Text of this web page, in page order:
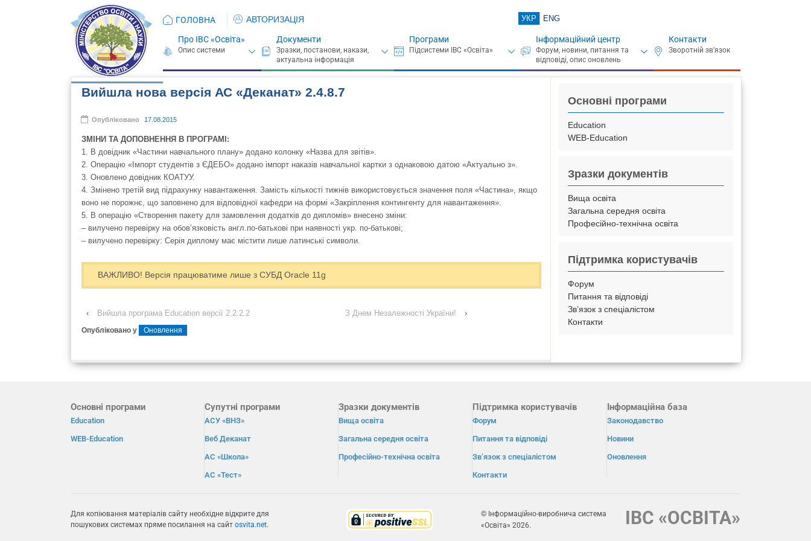
ГОЛОВНА АВТОРИЗАЦІЯ УКР ENG
Про ІВС «Освіта» Документи Програми Інформаційний центр Контакти
Вийшла нова версія АС «Деканат» 2.4.8.7
Опубліковано 17.08.2015
ЗМІНИ ТА ДОПОВНЕННЯ В ПРОГРАМІ:
1. В довідник «Частини навчального плану» додано колонку «Назва для звітів».
2. Операцію «Імпорт студентів з ЄДЕБО» додано імпорт наказів навчальної картки з однаковою датою «Актуально з».
3. Оновлено довідник КОАТУУ.
4. Змінено третій вид підрахунку навантаження. Замість кількості тижнів використовується значення поля «Частина», якщо
воно не порожнє, що заповнено для відповідної кафедри на формі «Закріплення контингенту для навантаження».
5. В операцію «Створення пакету для замовлення додатків до дипломів» внесено зміни:
– вилучено перевірку на обов’язковість англ.по-батькові при наявності укр. по-батькові;
– вилучено перевірку: Серія диплому має містити лише латинські символи.
ВАЖЛИВО! Версія працюватиме лише з СУБД Oracle 11g
‹ Вийшла програма Education версії 2.2.2.2 З Днем Незалежності України! ›
Опубліковано у Оновлення
Основні програми
Education
WEB-Education
Зразки документів
Вища освіта
Загальна середня освіта
Професійно-технічна освіта
Підтримка користувачів
Форум
Питання та відповіді
Зв’язок з спеціалістом
Контакти
Основні програми
Education
WEB-Education
Супутні програми
АСУ «ВНЗ»
Веб Деканат
АС «Школа»
АС «Тест»
Зразки документів
Вища освіта
Загальна середня освіта
Професійно-технічна освіта
Підтримка користувачів
Форум
Питання та відповіді
Зв’язок з спеціалістом
Контакти
Інформаційна база
Законодавство
Новини
Оновлення
Для копіювання матеріалів сайту необхідне відкрите для
пошукових системах пряме посилання на сайт osvita.net.
© Інформаційно-виробнича система
«Освіта» 2026.
ІВС «ОСВІТА»